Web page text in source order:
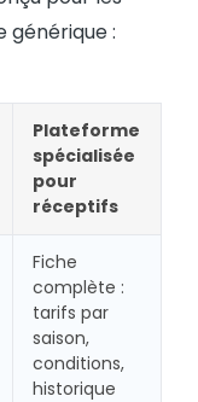
:
Plateforme
spécialisée
pour
réceptifs
Fiche
complète :
tarifs par
saison,
conditions,
historique